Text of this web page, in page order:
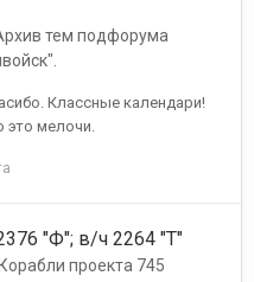
тем подфорума
Классные календари!
это мелочи.
"Ф"; в/ч 2264 "Т"
Корабли проекта 745